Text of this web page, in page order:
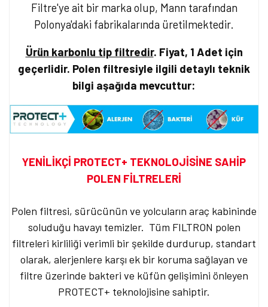
Filtre'ye ait bir marka olup, Mann tarafından
Polonya'daki fabrikalarında üretilmektedir.
Ürün karbonlu tip filtredir. Fiyat, 1 Adet için
geçerlidir. Polen filtresiyle ilgili detaylı teknik
bilgi aşağıda mevcuttur:
YENİLİKÇİ PROTECT+ TEKNOLOJİSİNE SAHİP
POLEN FİLTRELERİ
Polen filtresi, sürücünün ve yolcuların araç kabininde
soluduğu havayı temizler. Tüm FILTRON polen
filtreleri kirliliği verimli bir şekilde durdurup, standart
olarak, alerjenlere karşı ek bir koruma sağlayan ve
filtre üzerinde bakteri ve küfün gelişimini önleyen
PROTECT+ teknolojisine sahiptir.